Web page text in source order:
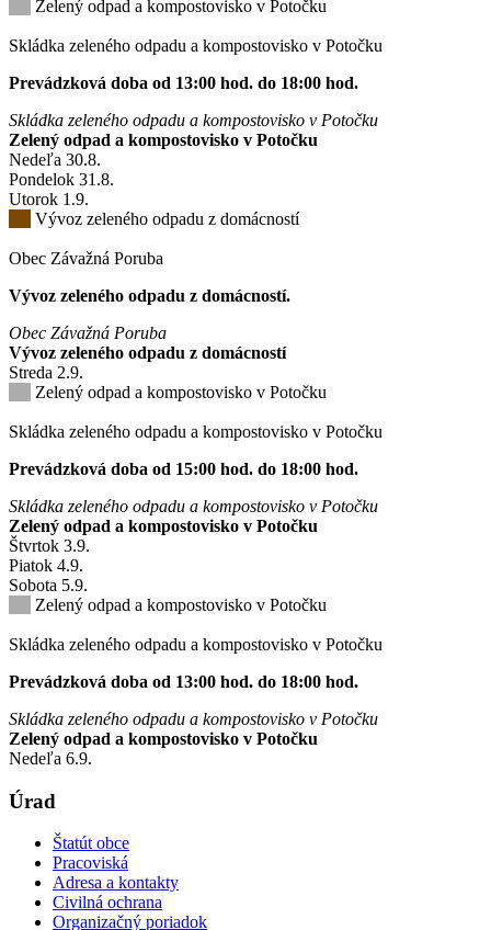
Zelený odpad a kompostovisko v Potočku
Skládka zeleného odpadu a kompostovisko v Potočku
Prevádzková doba od 13:00 hod. do 18:00 hod.
Skládka zeleného odpadu a kompostovisko v Potočku
Zelený odpad a kompostovisko v Potočku
Nedeľa 30.8.
Pondelok 31 .8.
Utorok 1 .9.
Vývoz zeleného odpadu z domácností
Obec Závažná Poruba
Vývoz zeleného odpadu z domácností.
Obec Závažná Poruba
Vývoz zeleného odpadu z domácností
Streda 2.9.
Zelený odpad a kompostovisko v Potočku
Skládka zeleného odpadu a kompostovisko v Potočku
Prevádzková doba od 15:00 hod. do 18:00 hod.
Skládka zeleného odpadu a kompostovisko v Potočku
Zelený odpad a kompostovisko v Potočku
Štvrtok 3.9.
Piatok 4.9.
Sobota 5.9.
Zelený odpad a kompostovisko v Potočku
Skládka zeleného odpadu a kompostovisko v Potočku
Prevádzková doba od 13:00 hod. do 18:00 hod.
Skládka zeleného odpadu a kompostovisko v Potočku
Zelený odpad a kompostovisko v Potočku
Nedeľa 6.9.
Úrad
Štatút obce
Pracoviská
Adresa a kontakty
Civilná ochrana
Organizačný poriadok